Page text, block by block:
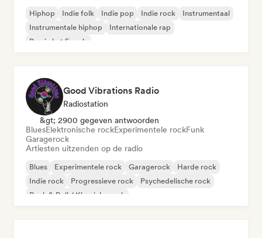
Hiphop Indie folk Indie pop Indie rock
Instrumentaal
Instrumentale hiphop
Internationale rap
Rap in het Engels
Good Vibrations Radio
Radiostation
&gt; 2900 gegeven antwoorden
BluesElektronische rockExperimentele rockFunk
Garagerock
Artiesten uitzenden op de radio
Blues Experimentele rock Garagerock
Harde rock
Indie rock
Progressieve rock
Psychedelische rock
Rock & Roll / Klassieke rock